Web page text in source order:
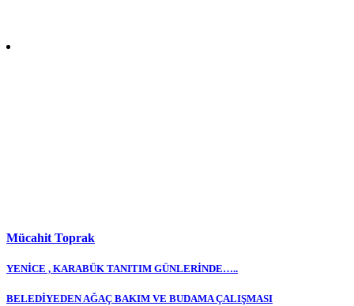
Mücahit Toprak
Yazı
gezinmesi
YENİCE , KARABÜK TANITIM GÜNLERİNDE…..
BELEDİYEDEN AĞAÇ BAKIM VE BUDAMA ÇALIŞMASI